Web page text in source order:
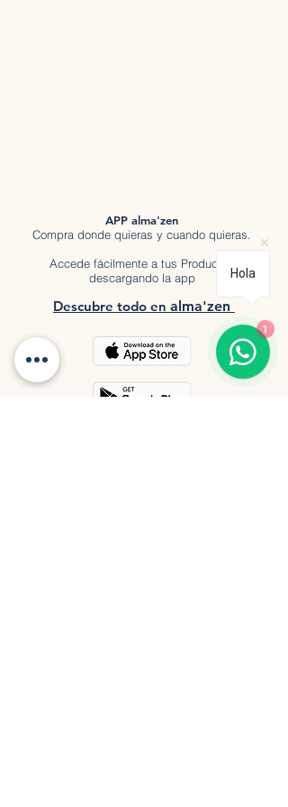
APP alma'zen
Compra donde quieras y cuando quieras.
Accede fácilmente a tus Productos
descargando la app
Descubre todo en a lma'zen
Hola
1